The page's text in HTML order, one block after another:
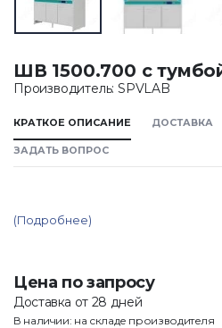
ШВ 1500.700 с
Производитель: SPVLAB
КРАТКОЕ ОПИСАНИЕ ДОСТАВКА
ЗАДАТЬ ВОПРОС
(Подробнее)
Цена по запросу
Доставка от 28 дней
В наличии: на складе производителя